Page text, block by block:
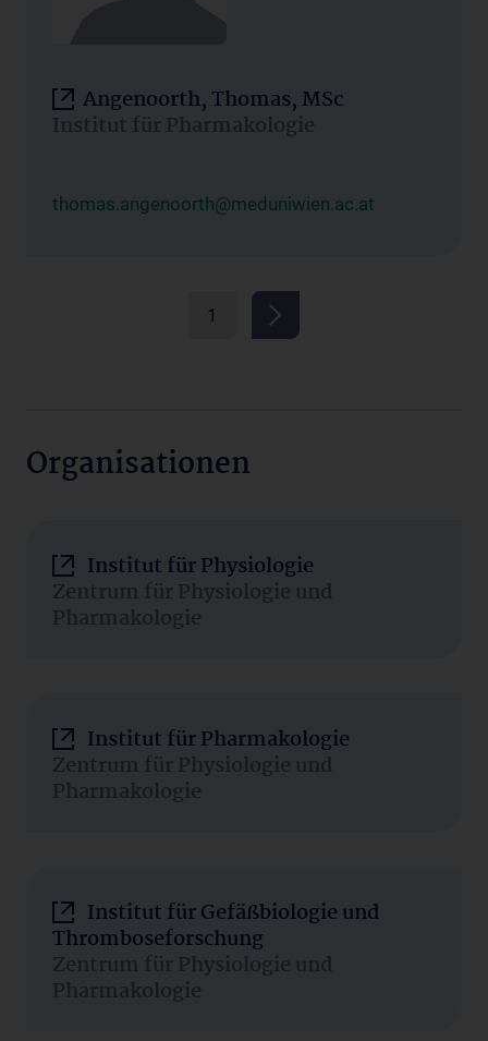
Angenoorth, Thomas, MSc
Institut für Pharmakologie
thomas.angenoorth@meduniwien.ac.at
1
Organisationen
Institut für Physiologie
Zentrum für Physiologie und
Pharmakologie
Institut für Pharmakologie
Zentrum für Physiologie und
Pharmakologie
Institut für Gefäßbiologie und
Thromboseforschung
Zentrum für Physiologie und
Pharmakologie